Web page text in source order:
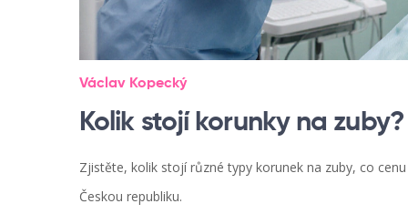
Václav Kopecký
Kolik stojí korunky na
Zjistěte, kolik stojí různé typy korunek na zuby, co
Českou republiku.